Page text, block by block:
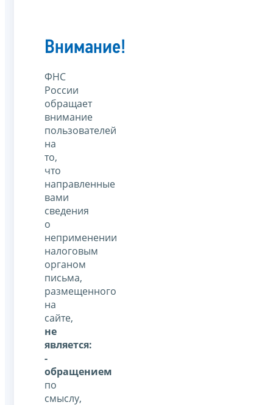
Внимание!
ФНС
России
обращает
внимание
пользователей
на
то,
что
направленные
вами
сведения
о
неприменении
налоговым
органом
письма,
размещенного
на
сайте,
не
является:
-
обращением
по
смыслу,